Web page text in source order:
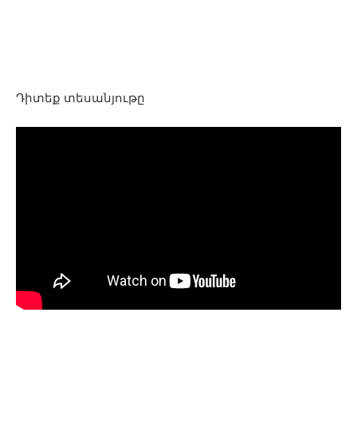
Դիտեք տեսանյութը